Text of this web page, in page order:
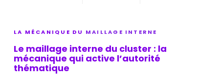
LA MÉCANIQUE DU MAILLAGE INTERNE
Le maillage interne du cluster : la
mécanique qui active l’autorité
thématique